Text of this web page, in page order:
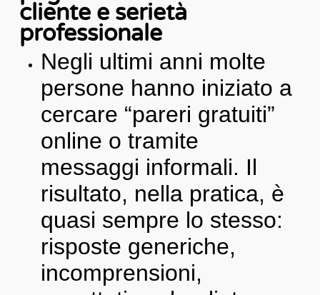
cliente e serietà
professionale
Negli ultimi anni molte
persone hanno iniziato a
cercare “pareri gratuiti”
online o tramite
messaggi informali. Il
risultato, nella pratica, è
quasi sempre lo stesso:
risposte generiche,
incomprensioni,